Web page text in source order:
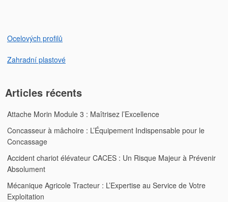
Ocelových profilů
Zahradní plastové
Articles récents
Attache Morin Module 3 : Maîtrisez l’Excellence
Concasseur à mâchoire : L’Équipement Indispensable pour le
Concassage
Accident chariot élévateur CACES : Un Risque Majeur à Prévenir
Absolument
Mécanique Agricole Tracteur : L’Expertise au Service de Votre
Exploitation